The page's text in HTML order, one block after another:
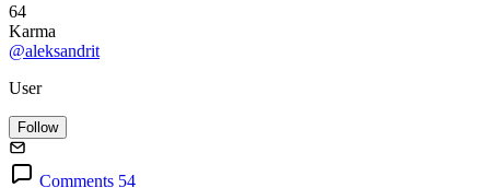
64
Karma
@aleksandrit
User
Follow
Comments 54